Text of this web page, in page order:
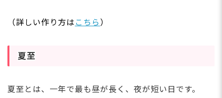
（詳しい作り方は こちら ）
夏至
夏至とは、一年で最も昼が長く、夜が短い日です。